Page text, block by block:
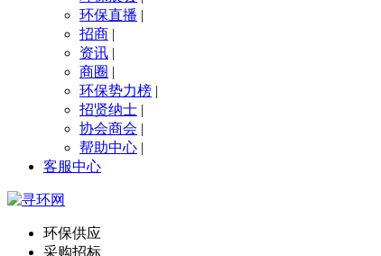
环保直播 |
招商 |
资讯 |
商圈 |
环保势力榜 |
招贤纳士 |
协会商会 |
帮助中心 |
客服中心
环保供应
采购招标